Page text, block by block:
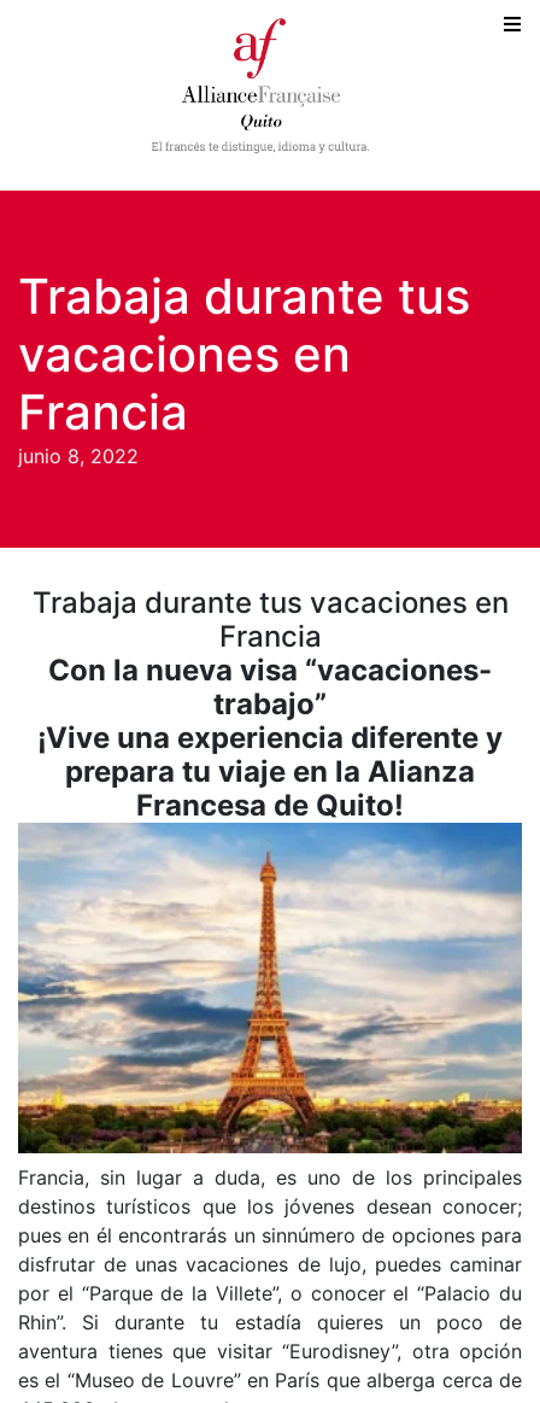
Trabaja durante tus
vacaciones en
Francia
junio 8, 2022
Trabaja durante tus vacaciones en
Francia
Con la nueva visa “vacaciones-
trabajo”
¡Vive una experiencia diferente y
prepara tu viaje en la Alianza
Francesa de Quito!
Francia, sin lugar a duda, es uno de los principales
destinos turísticos que los jóvenes desean conocer;
pues en él encontrarás un sinnúmero de opciones para
disfrutar de unas vacaciones de lujo, puedes caminar
por el “Parque de la Villete”, o conocer el “Palacio du
Rhin”. Si durante tu estadía quieres un poco de
aventura tienes que visitar “Eurodisney”, otra opción
es el “Museo de Louvre” en París que alberga cerca de